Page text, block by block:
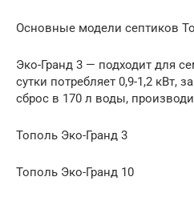
Основные модели септиков
Эко-Гранд 3 — подходит для
сутки потребляет 0,9-1,2 кВт,
сброс в 170 л воды,
Тополь Эко-Гранд 3
Тополь Эко-Гранд 10